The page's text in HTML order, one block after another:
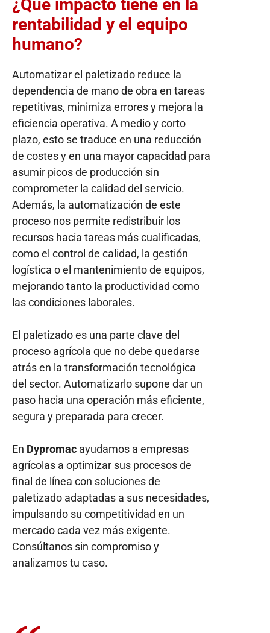
¿Qué impacto tiene en la
rentabilidad y el equipo
humano?
Automatizar el paletizado reduce la
dependencia de mano de obra en tareas
repetitivas, minimiza errores y mejora la
eficiencia operativa. A medio y corto
plazo, esto se traduce en una reducción
de costes y en una mayor capacidad para
asumir picos de producción sin
comprometer la calidad del servicio.
Además, la automatización de este
proceso nos permite redistribuir los
recursos hacia tareas más cualificadas,
como el control de calidad, la gestión
logística o el mantenimiento de equipos,
mejorando tanto la productividad como
las condiciones laborales.
El paletizado es una parte clave del
proceso agrícola que no debe quedarse
atrás en la transformación tecnológica
del sector. Automatizarlo supone dar un
paso hacia una operación más eficiente,
segura y preparada para crecer.
En Dypromac ayudamos a empresas
agrícolas a optimizar sus procesos de
final de línea con soluciones de
paletizado adaptadas a sus necesidades,
impulsando su competitividad en un
mercado cada vez más exigente.
Consúltanos sin compromiso y
analizamos tu caso.